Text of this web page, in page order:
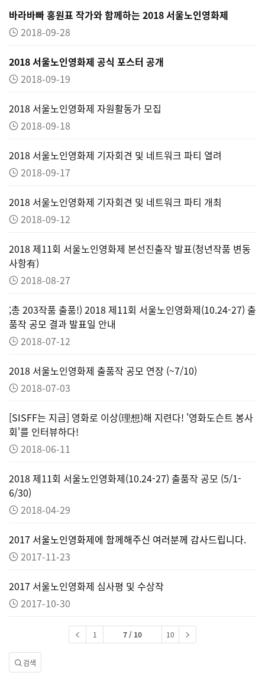
바라바빠 홍원표 작가와 함께하는 2018 서울노인영화제
2018-09-28
2018 서울노인영화제 공식 포스터 공개
2018-09-19
2018 서울노인영화제 자원활동가 모집
2018-09-18
2018 서울노인영화제 기자회견 및 네트워크 파티 열려
2018-09-17
2018 서울노인영화제 기자회견 및 네트워크 파티 개최
2018-09-12
2018 제11회 서울노인영화제 본선진출작 발표(청년작품 변동
사항有)
2018-08-27
;총 203작품 출품!) 2018 제11회 서울노인영화제(10.24-27) 출
품작 공모 결과 발표일 안내
2018-07-12
2018 서울노인영화제 출품작 공모 연장 (~7/10)
2018-07-03
[SISFF는 지금] 영화로 이상(理想)해 지련다! '영화도슨트 봉사
회'를 인터뷰하다!
2018-06-11
2018 제11회 서울노인영화제(10.24-27) 출품작 공모 (5/1-
6/30)
2018-04-29
2017 서울노인영화제에 함께해주신 여러분께 감사드립니다.
2017-11-23
2017 서울노인영화제 심사평 및 수상작
2017-10-30
1 7 / 10 10
검색